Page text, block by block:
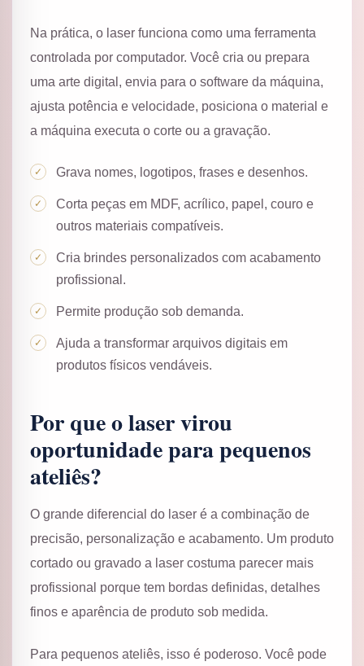
Na prática, o laser funciona como uma ferramenta
controlada por computador. Você cria ou prepara
uma arte digital, envia para o software da máquina,
ajusta potência e velocidade, posiciona o material e
a máquina executa o corte ou a gravação.
Grava nomes, logotipos, frases e desenhos.
Corta peças em MDF, acrílico, papel, couro e
outros materiais compatíveis.
Cria brindes personalizados com acabamento
profissional.
Permite produção sob demanda.
Ajuda a transformar arquivos digitais em
produtos físicos vendáveis.
Por que o laser virou
oportunidade para pequenos
ateliês?
O grande diferencial do laser é a combinação de
precisão, personalização e acabamento. Um produto
cortado ou gravado a laser costuma parecer mais
profissional porque tem bordas definidas, detalhes
finos e aparência de produto sob medida.
Para pequenos ateliês, isso é poderoso. Você pode